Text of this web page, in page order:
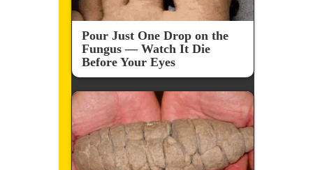
Pour Just One Drop on the
Fungus — Watch It Die
Before Your Eyes